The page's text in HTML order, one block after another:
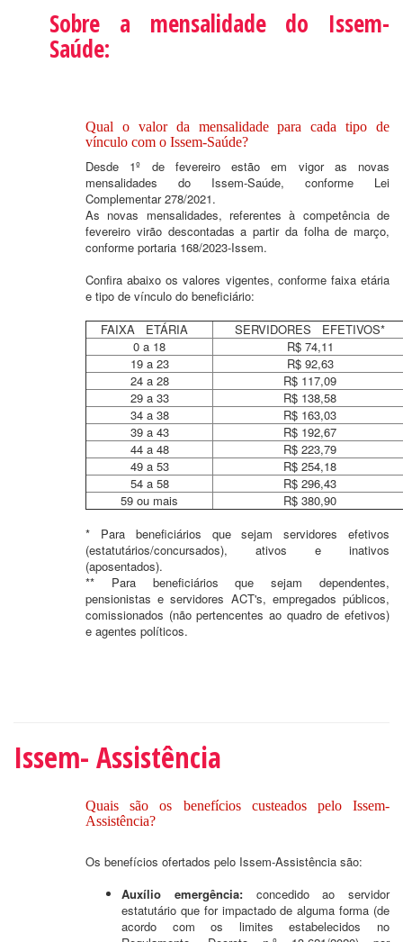
Sobre a mensalidade do Issem-
Saúde:
Qual o valor da mensalidade para cada tipo de
vínculo com o Issem-Saúde?
Desde 1º de fevereiro estão em vigor as novas
mensalidades do Issem-Saúde, conforme Lei
Complementar 278/2021.
As novas mensalidades, referentes à competência de
fevereiro virão descontadas a partir da folha de março,
conforme portaria 168/2023-Issem.
Confira abaixo os valores vigentes, conforme faixa etária
e tipo de vínculo do beneficiário:
FAIXA ETÁRIA
SERVIDORES EFETIVOS*
0 a 18
R$ 74,11
19 a 23
R$ 92,63
24 a 28
R$ 117,09
29 a 33
R$ 138,58
34 a 38
R$ 163,03
39 a 43
R$ 192,67
44 a 48
R$ 223,79
49 a 53
R$ 254,18
54 a 58
R$ 296,43
59 ou mais
R$ 380,90
* Para beneficiários que sejam servidores efetivos
(estatutários/concursados), ativos e inativos
(aposentados).
** Para beneficiários que sejam dependentes,
pensionistas e servidores ACT's, empregados públicos,
comissionados (não pertencentes ao quadro de efetivos)
e agentes políticos.
Issem- Assistência
Quais são os benefícios custeados pelo Issem-
Assistência?
Os benefícios ofertados pelo Issem-Assistência são:
Auxílio emergência:concedido ao servidor
estatutário que for impactado de alguma forma (de
acordo com os limites estabelecidos no